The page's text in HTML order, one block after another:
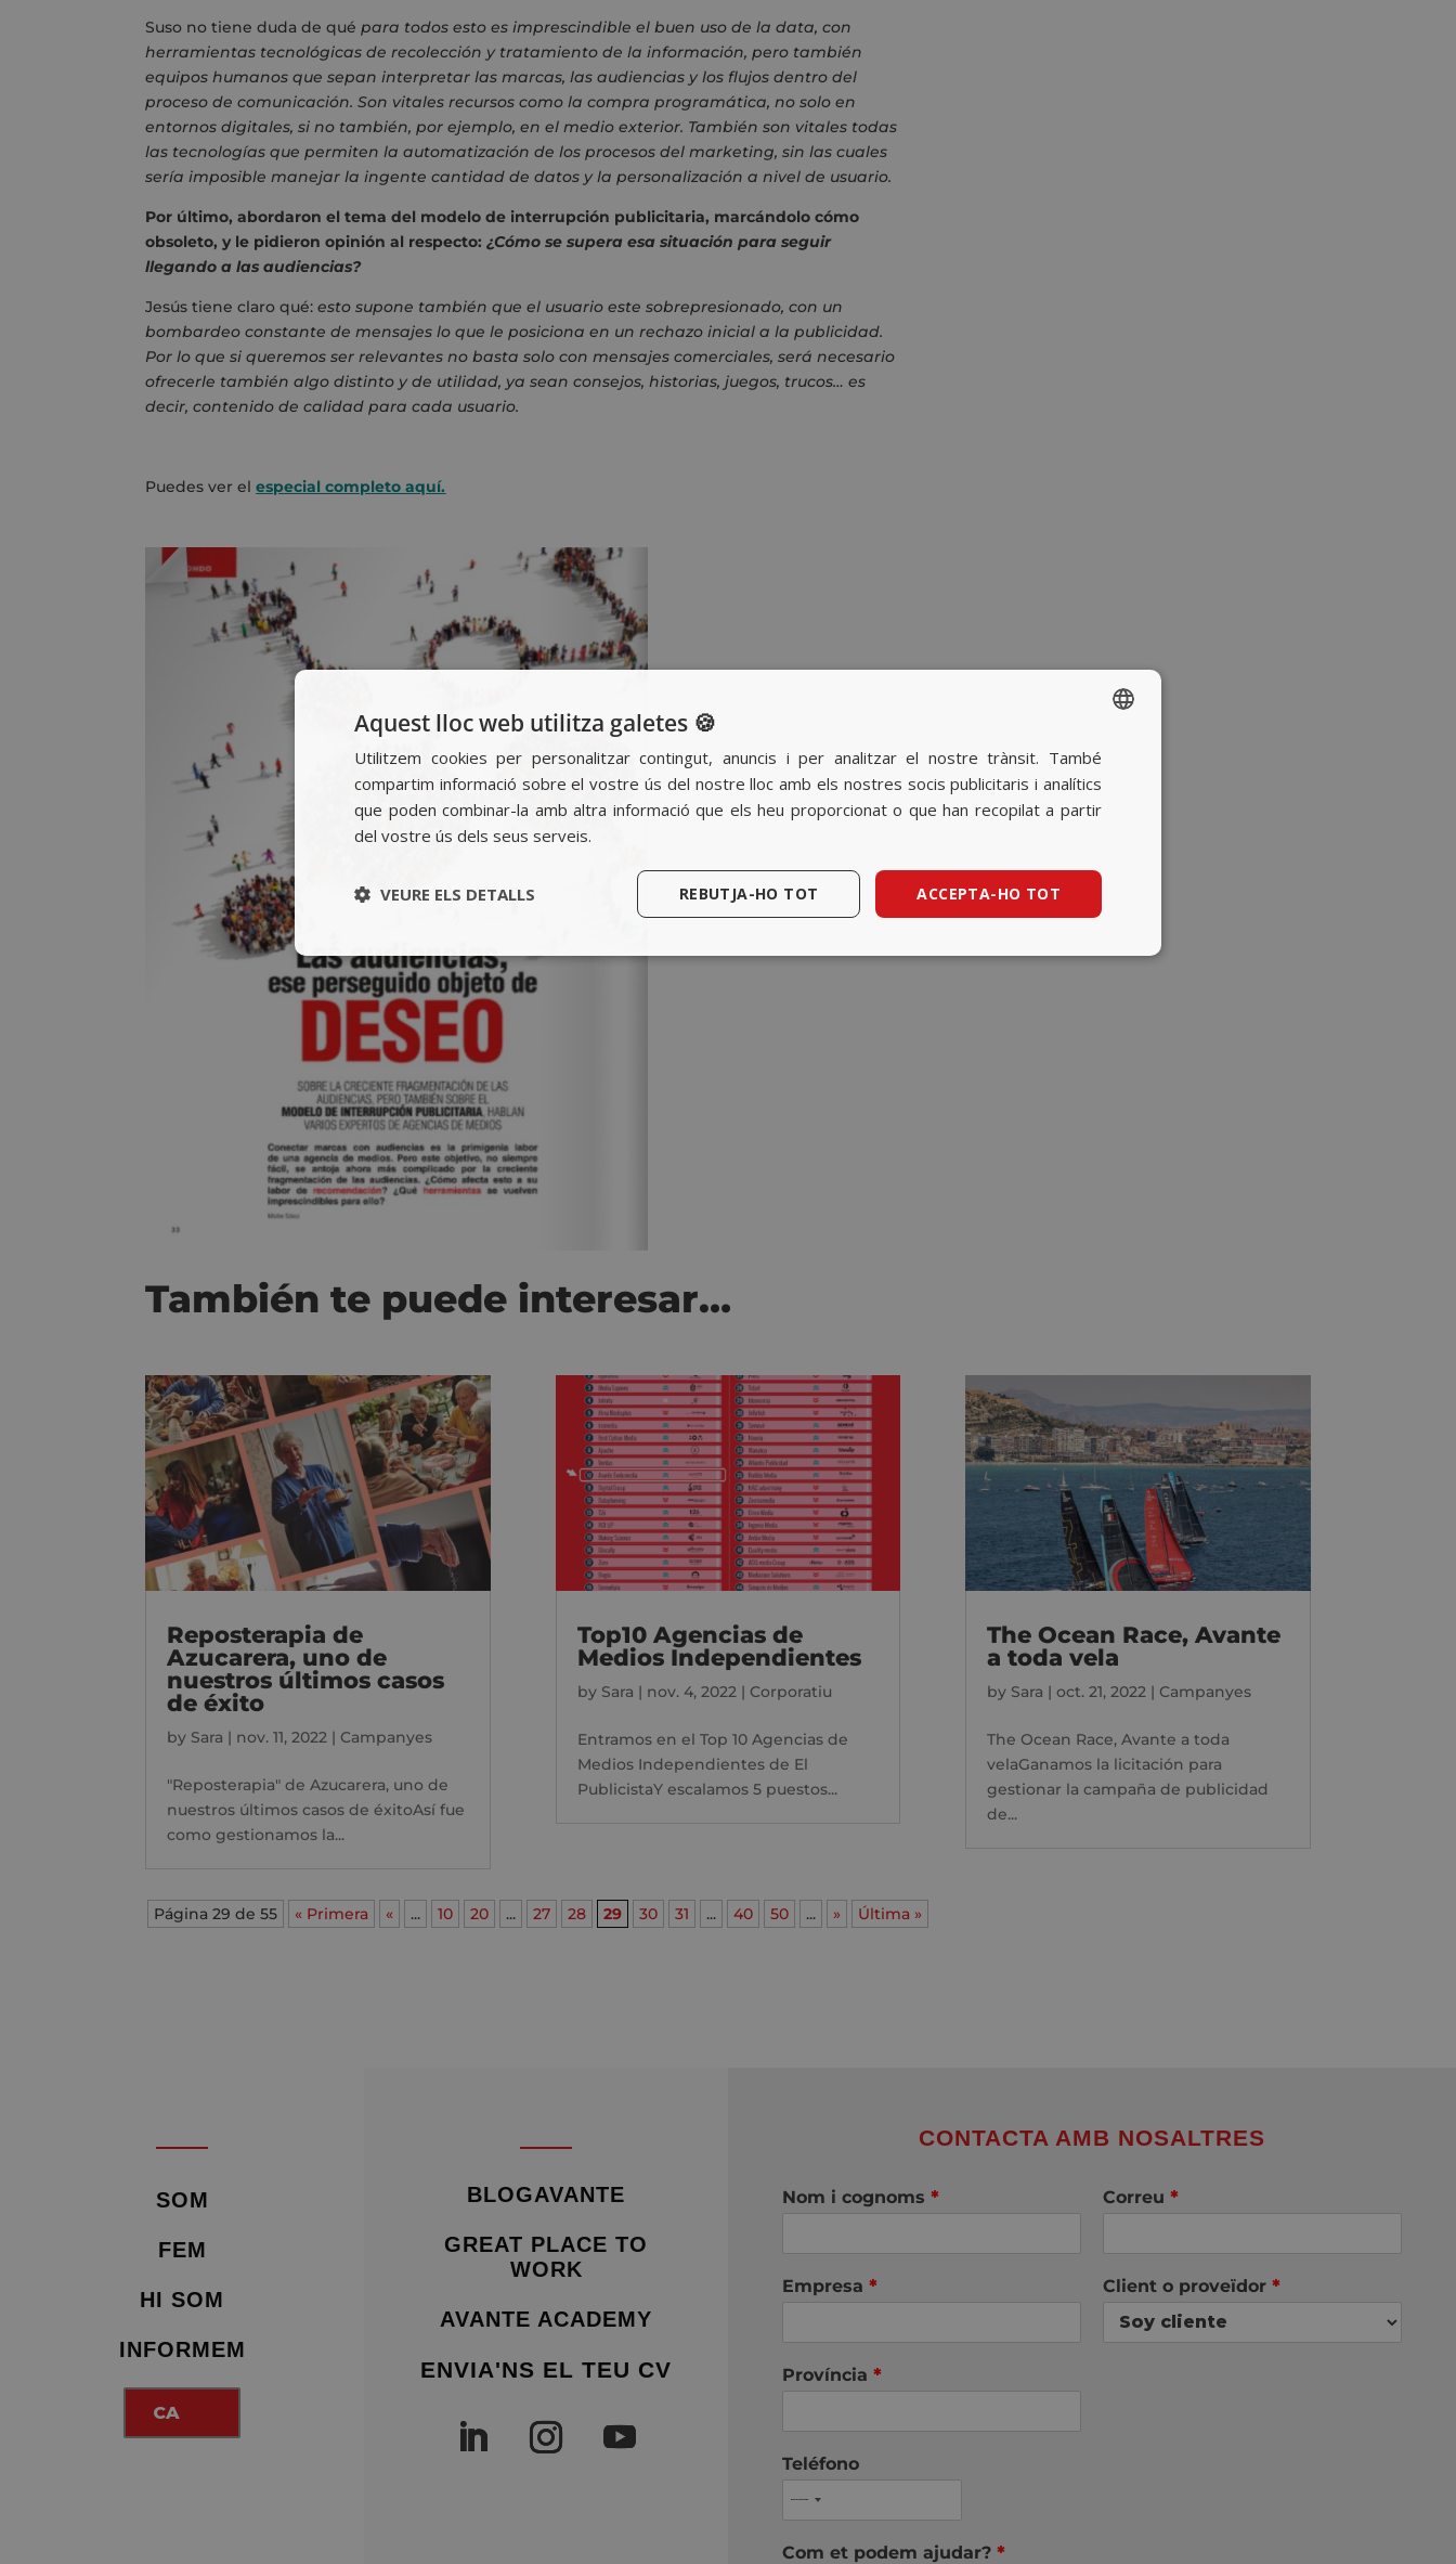
Suso no tiene duda de quépara todos esto es imprescindible el buen uso de la data, con
herramientas tecnológicas de recolección y tratamiento de la información, pero también
equipos humanos que sepan interpretar las marcas, las audiencias y los flujos dentro del
proceso de comunicación. Son vitales recursos como la compra programática, no solo en
entornos digitales, si no también, por ejemplo, en el medio exterior. También son vitales todas
las tecnologías que permiten la automatización de los procesos del marketing, sin las cuales
sería imposible manejar la ingente cantidad de datos y la personalización a nivel de usuario.
Por último, abordaron el tema del modelo de interrupción publicitaria, marcándolo cómo
obsoleto, y le pidieron opinión al respecto:¿Cómo se supera esa situación para seguir
llegando a las audiencias?
Jesús tiene claro qué:esto supone también que el usuario este sobrepresionado, con un
bombardeo constante de mensajes lo que le posiciona en un rechazo inicial a la publicidad.
Por lo que si queremos ser relevantes no basta solo con mensajes comerciales, será necesario
ofrecerle también algo distinto y de utilidad, ya sean consejos, historias, juegos, trucos… es
decir, contenido de calidad para cada usuario.
Puedes ver elespecial completo aquí.
También te puede interesar…
Reposterapia de
Azucarera, uno de
nuestros últimos casos
de éxito
by Sara | nov. 11, 2022 | Campanyes
"Reposterapia" de Azucarera, uno de
nuestros últimos casos de éxitoAsí fue
como gestionamos la...
Top10 Agencias de
Medios Independientes
by Sara | nov. 4, 2022| Corporatiu
Entramos en el Top 10 Agencias de
Medios Independientes de El
PublicistaY escalamos 5 puestos...
The Ocean Race, Avante
a toda vela
by Sara | oct. 21, 2022| Campanyes
The Ocean Race, Avante a toda
velaGanamos la licitación para
gestionar la campaña de publicidad
de...
Página 29 de 55 « Primera « ... 10 20 ... 27 28 29 30 31 ... 40 50 ... » Última »
SOM
FEM
HI SOM
INFORMEM
CA
BLOGAVANTE
GREAT PLACE TO
WORK
AVANTE ACADEMY
ENVIA'NS EL TEU CV
CONTACTA AMB NOSALTRES
Nom i cognoms * Correu *
Empresa * Client o proveïdor *
Província *
Teléfono
Com et podem ajudar? *
SPANISH
BASQUE
Aquest lloc web utilitza galetes 🍪
Utilitzem cookies per personalitzar contingut, anuncis i per analitzar el nostre trànsit. També
compartim informació sobre el vostre ús del nostre lloc amb els nostres socis publicitaris i analítics
que poden combinar-la amb altra informació que els heu proporcionat o que han recopilat a partir
del vostre ús dels seus serveis.
ACCEPTA-HO TOT
REBUTJA-HO TOT
VEURE ELS DETALLS